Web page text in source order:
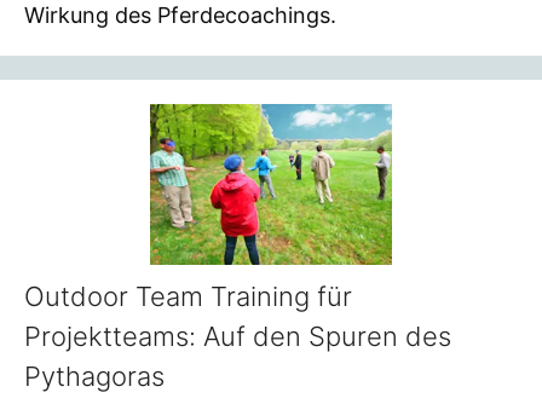
Wirkung des Pferdecoachings.
Outdoor Team Training für
Projektteams: Auf den Spuren des
Pythagoras